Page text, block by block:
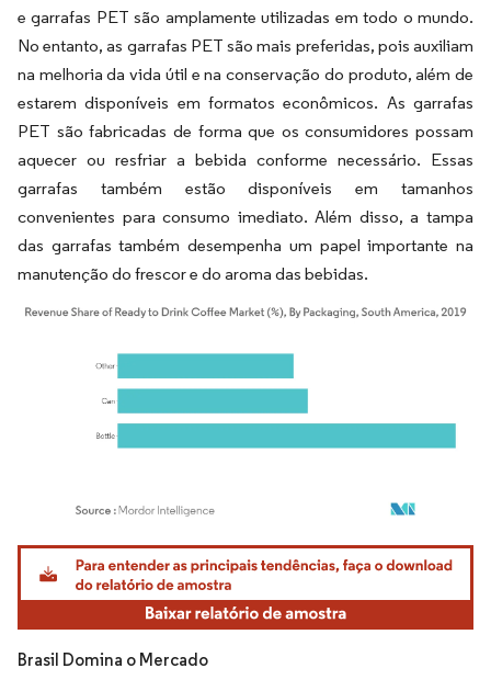
e garrafas PET são amplamente utilizadas em todo o mundo.
No entanto, as garrafas PET são mais preferidas, pois auxiliam
na melhoria da vida útil e na conservação do produto, além de
estarem disponíveis em formatos econômicos. As garrafas
PET são fabricadas de forma que os consumidores possam
aquecer ou resfriar a bebida conforme necessário. Essas
garrafas também estão disponíveis em tamanhos
convenientes para consumo imediato. Além disso, a tampa
das garrafas também desempenha um papel importante na
manutenção do frescor e do aroma das bebidas.
Imagem © Mordor Intelligence. O reuso requer atribuição conforme CC BY 4.0.
Brasil Domina o Mercado